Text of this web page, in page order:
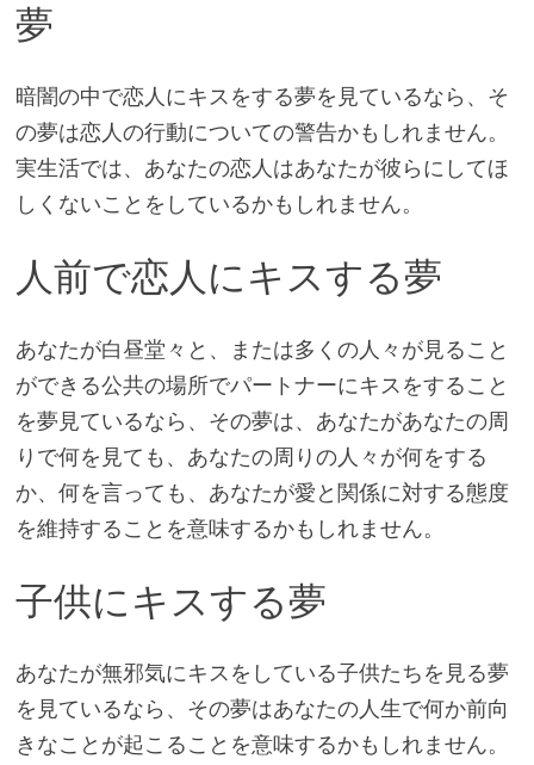
夢
暗闇の中で恋人にキスをする夢を見ているなら、そ
の夢は恋人の行動についての警告かもしれません。
実生活では、あなたの恋人はあなたが彼らにしてほ
しくないことをしているかもしれません。
人前で恋人にキスする夢
あなたが白昼堂々と、または多くの人々が見ること
ができる公共の場所でパートナーにキスをすること
を夢見ているなら、その夢は、あなたがあなたの周
りで何を見ても、あなたの周りの人々が何をする
か、何を言っても、あなたが愛と関係に対する態度
を維持することを意味するかもしれません。
子供にキスする夢
あなたが無邪気にキスをしている子供たちを見る夢
を見ているなら、その夢はあなたの人生で何か前向
きなことが起こることを意味するかもしれません。